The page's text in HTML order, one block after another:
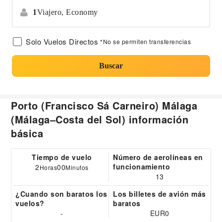
1Viajero, Economy
Solo Vuelos Directos *No se permiten transferencias
Buscar
Porto (Francisco Sá Carneiro) Málaga
(Málaga–Costa del Sol) información
básica
Tiempo de vuelo
2Horas00Minutos
Número de aerolíneas en
funcionamiento
13
¿Cuando son baratos los
vuelos?
-
Los billetes de avión más
baratos
EUR0